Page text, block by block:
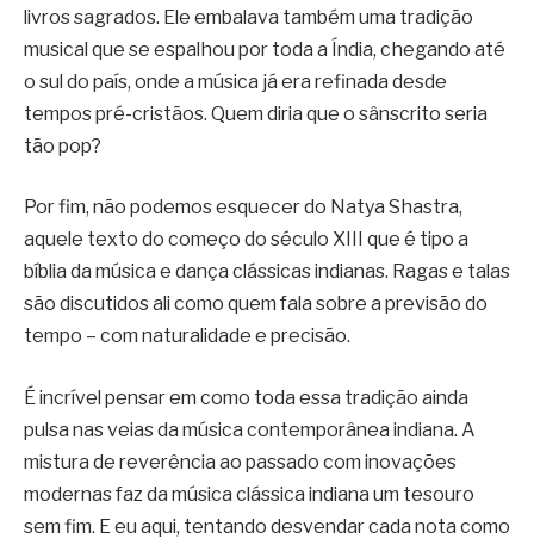
livros sagrados. Ele embalava também uma tradição
musical que se espalhou por toda a Índia, chegando até
o sul do país, onde a música já era refinada desde
tempos pré-cristãos. Quem diria que o sânscrito seria
tão pop?
Por fim, não podemos esquecer do Natya Shastra,
aquele texto do começo do século XIII que é tipo a
bíblia da música e dança clássicas indianas. Ragas e talas
são discutidos ali como quem fala sobre a previsão do
tempo – com naturalidade e precisão.
É incrível pensar em como toda essa tradição ainda
pulsa nas veias da música contemporânea indiana. A
mistura de reverência ao passado com inovações
modernas faz da música clássica indiana um tesouro
sem fim. E eu aqui, tentando desvendar cada nota como